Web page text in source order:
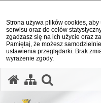
Strona używa plików cookies, aby
serwisu oraz do celów
zgadzasz się na ich użycie oraz
Pamiętaj, że możesz
ustawienia przeglądarki. Brak
wyrażenie zgody.